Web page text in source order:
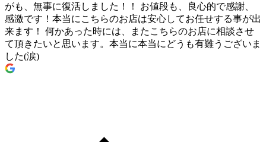
がも、無事に復活しました！！ お値段も、良心的で感謝、
感激です！本当にこちらのお店は安心してお任せする事が出
来ます！ 何かあった時には、またこちらのお店に相談させ
て頂きたいと思います。本当に本当にどうも有難うございま
した(涙)